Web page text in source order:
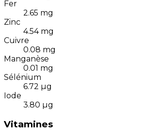
Fer
2.65 mg
Zinc
4.54 mg
Cuivre
0.08 mg
Manganèse
0.01 mg
Sélénium
6.72 µg
Iode
3.80 µg
Vitamines